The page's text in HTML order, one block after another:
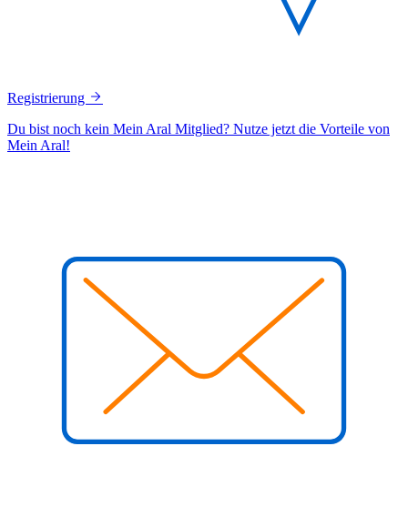
Registrierung
Du bist noch kein Mein Aral Mitglied? Nutze jetzt die Vorteile von
Mein Aral!